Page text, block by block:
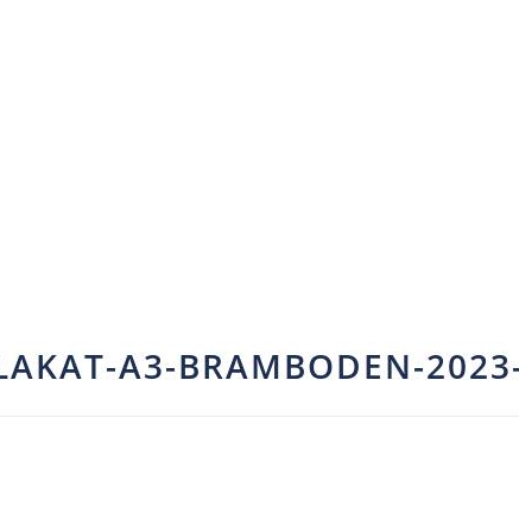
A3-BRAMBODEN-